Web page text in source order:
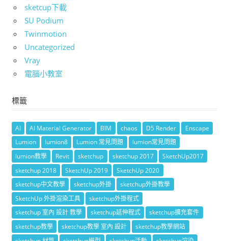
sketcup下載
SU Podium
Twinmotion
Uncategorized
Vray
電腦小教室
標籤
AI AI Material Generator BIM chaos D5 Render
Enscape
Lumion
lumion8 Lumion 常見問題
lumion常見問題
lumion教學
Revit sketchup sketchup 2017
SketchUp2017
sketchup 2018
SketchUp 2019
SketchUp 2020
sketchup中文教學
sketchup外掛
sketchup外掛教學
SketchUp 外掛渲染工具
sketchup外掛程式
sketchup 室內 設計 教學
sketchup延伸程式
sketchup擴充套件
sketchup教學
sketchup教學 室內 設計
sketchup教學網站